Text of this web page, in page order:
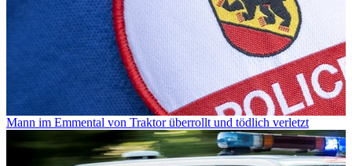
Mann im Emmental von Traktor überrollt und tödlich verletzt